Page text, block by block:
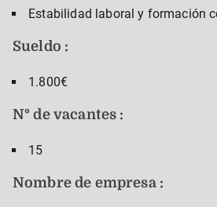
Estabilidad laboral y formación
Sueldo :
1.800€
Nº de vacantes :
15
Nombre de empresa :